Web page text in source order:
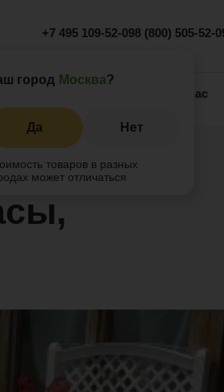
город Москва?
Да Нет
товаров в разных
может отличаться
+7 495 109-52-098 (800) 505-52-
О нас
дому